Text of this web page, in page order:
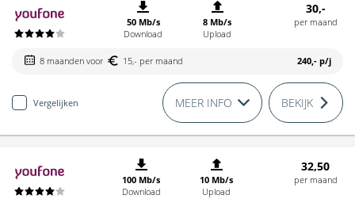
50 Mb/s
Download
8 Mb/s
Upload
30,-
per maand
8 maanden voor 15,- per maand 240,- p/j
Vergelijken MEER INFO BEKIJK
100 Mb/s
Download
10 Mb/s
Upload
32,50
per maand